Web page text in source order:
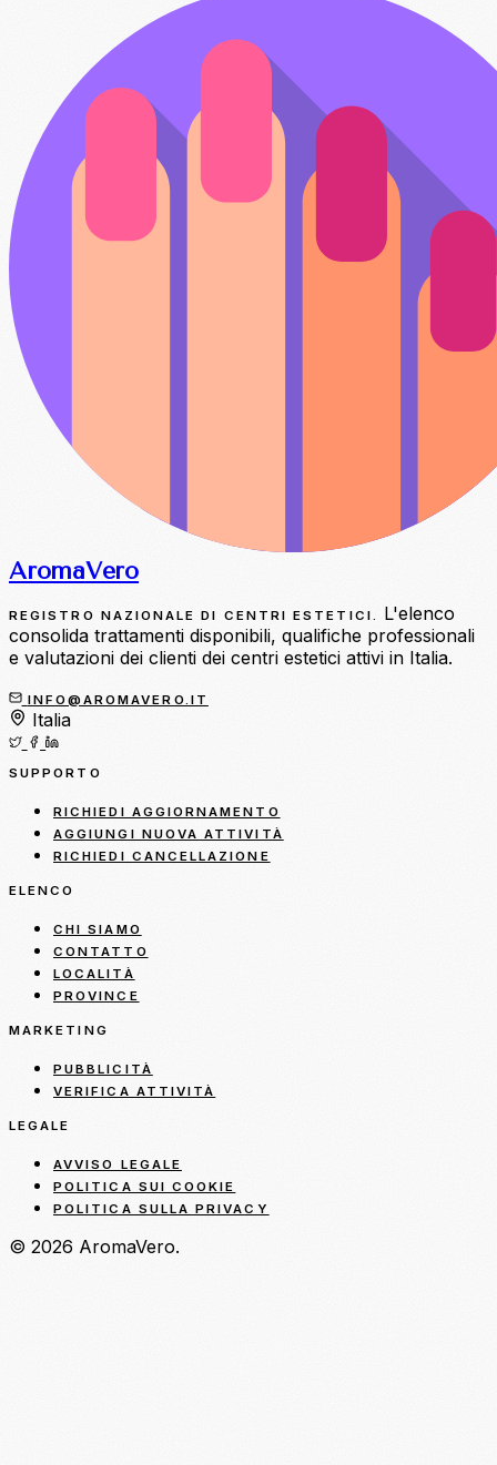
AromaVero
REGISTRO NAZIONALE DI CENTRI ESTETICI.
L'elenco
consolida trattamenti disponibili, qualifiche professionali
e valutazioni dei clienti dei centri estetici attivi in Italia.
INFO@AROMAVERO.IT
Italia
SUPPORTO
RICHIEDI AGGIORNAMENTO
AGGIUNGI NUOVA ATTIVITÀ
RICHIEDI CANCELLAZIONE
ELENCO
CHI SIAMO
CONTATTO
LOCALITÀ
PROVINCE
MARKETING
PUBBLICITÀ
VERIFICA ATTIVITÀ
LEGALE
AVVISO LEGALE
POLITICA SUI COOKIE
POLITICA SULLA PRIVACY
© 2026 AromaVero.